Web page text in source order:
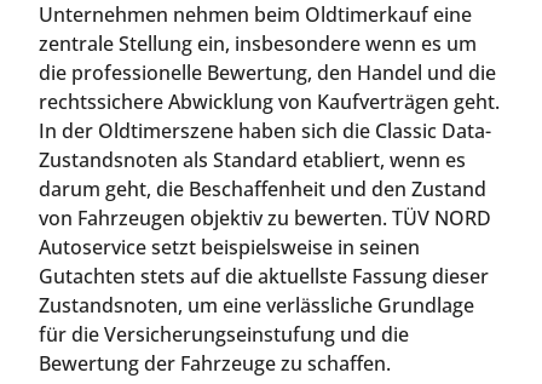
Unternehmen nehmen beim Oldtimerkauf eine
zentrale Stellung ein, insbesondere wenn es um
die professionelle Bewertung, den Handel und die
rechtssichere Abwicklung von Kaufverträgen geht.
In der Oldtimerszene haben sich die Classic Data-
Zustandsnoten als Standard etabliert, wenn es
darum geht, die Beschaffenheit und den Zustand
von Fahrzeugen objektiv zu bewerten. TÜV NORD
Autoservice setzt beispielsweise in seinen
Gutachten stets auf die aktuellste Fassung dieser
Zustandsnoten, um eine verlässliche Grundlage
für die Versicherungseinstufung und die
Bewertung der Fahrzeuge zu schaffen.